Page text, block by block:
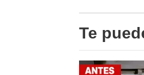
Te